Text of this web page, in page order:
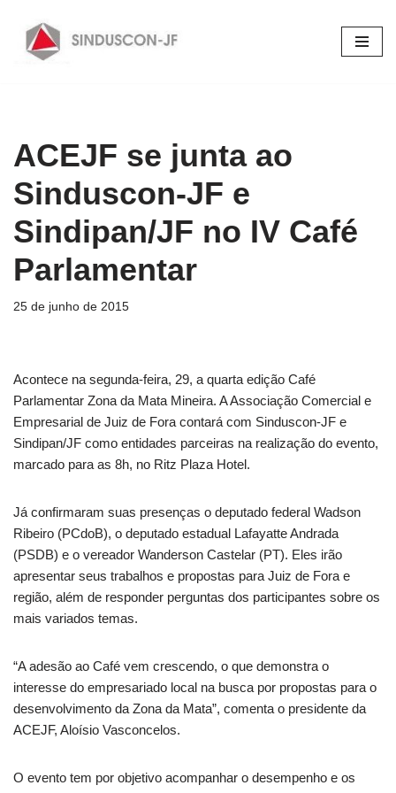
Pular
ACEJF se junta ao
Sinduscon-JF e
Sindipan/JF no IV Café
Parlamentar
25 de junho de 2015
Acontece na segunda-feira, 29, a quarta edição Café
Parlamentar Zona da Mata Mineira. A Associação Comercial e
Empresarial de Juiz de Fora contará com Sinduscon-JF e
Sindipan/JF como entidades parceiras na realização do evento,
marcado para as 8h, no Ritz Plaza Hotel.
Já confirmaram suas presenças o deputado federal Wadson
Ribeiro (PCdoB), o deputado estadual Lafayatte Andrada
(PSDB) e o vereador Wanderson Castelar (PT). Eles irão
apresentar seus trabalhos e propostas para Juiz de Fora e
região, além de responder perguntas dos participantes sobre os
mais variados temas.
“A adesão ao Café vem crescendo, o que demonstra o
interesse do empresariado local na busca por propostas para o
desenvolvimento da Zona da Mata”, comenta o presidente da
ACEJF, Aloísio Vasconcelos.
O evento tem por objetivo acompanhar o desempenho e os